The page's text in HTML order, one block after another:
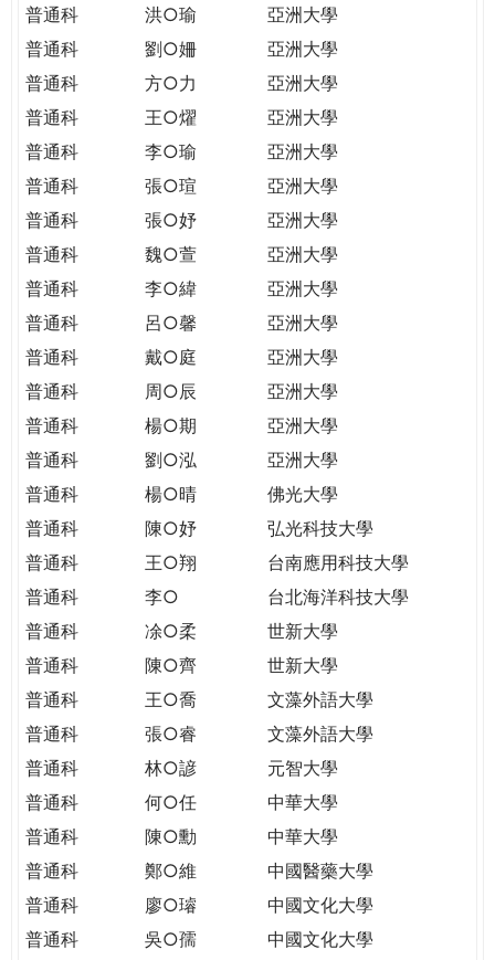
普通科
洪○瑜
亞洲大學
普通科
劉○姍
亞洲大學
普通科
方○力
亞洲大學
普通科
王○燿
亞洲大學
普通科
李○瑜
亞洲大學
普通科
張○瑄
亞洲大學
普通科
張○妤
亞洲大學
普通科
魏○萱
亞洲大學
普通科
李○緯
亞洲大學
普通科
呂○馨
亞洲大學
普通科
戴○庭
亞洲大學
普通科
周○辰
亞洲大學
普通科
楊○期
亞洲大學
普通科
劉○泓
亞洲大學
普通科
楊○晴
佛光大學
普通科
陳○妤
弘光科技大學
普通科
王○翔
台南應用科技大學
普通科
李○
台北海洋科技大學
普通科
凃○柔
世新大學
普通科
陳○齊
世新大學
普通科
王○喬
文藻外語大學
普通科
張○睿
文藻外語大學
普通科
林○諺
元智大學
普通科
何○任
中華大學
普通科
陳○勳
中華大學
普通科
鄭○維
中國醫藥大學
普通科
廖○璿
中國文化大學
普通科
吳○孺
中國文化大學